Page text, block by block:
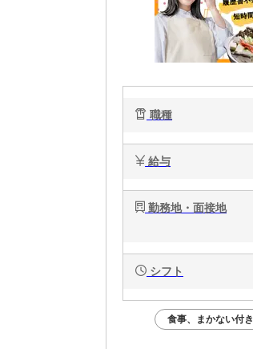
職種
給与
勤務地・面接地
シフト
食事、まかない付き